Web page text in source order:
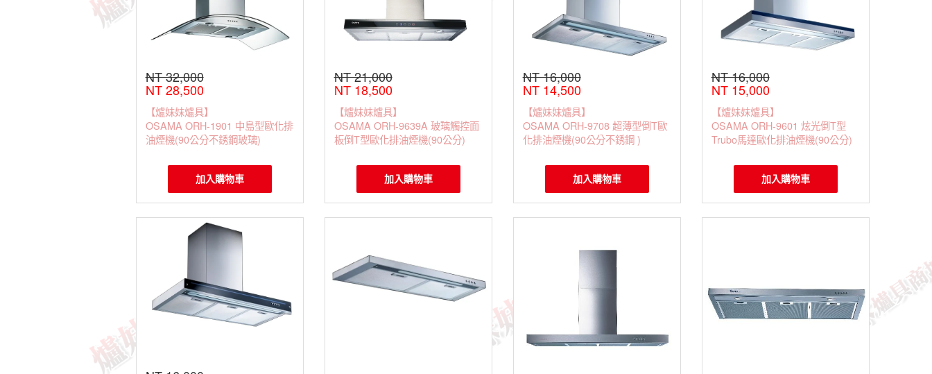
NT 32,000
NT 28,500
【爐妹妹爐具】
OSAMA ORH-1901 中島型歐化排
油煙機(90公分不銹鋼玻璃)
加入購物車
NT 21,000
NT 18,500
【爐妹妹爐具】
OSAMA ORH-9639A 玻璃觸控面
板倒T型歐化排油煙機(90公分)
加入購物車
NT 16,000
NT 14,500
【爐妹妹爐具】
OSAMA ORH-9708 超薄型倒T歐
化排油煙機(90公分不銹鋼 )
加入購物車
NT 16,000
NT 15,000
【爐妹妹爐具】
OSAMA ORH-9601 炫光倒T型
Trubo馬達歐化排油煙機(90公分)
加入購物車